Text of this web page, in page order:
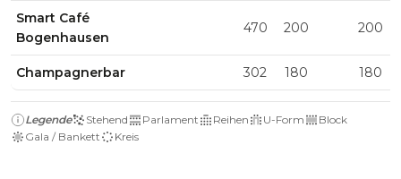
Smart Café
Bogenhausen
470 200 200
Champagnerbar 302 180 180
Legende Stehend Parlament Reihen U-Form
Block
Gala / Bankett
Kreis